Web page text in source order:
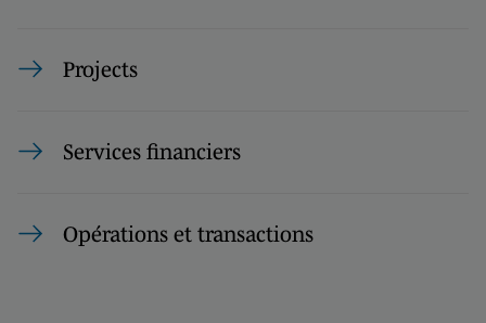
Projects
Services financiers
Opérations et transactions